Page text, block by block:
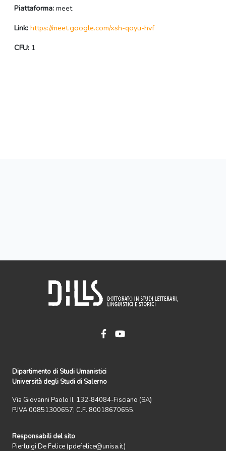
Piattaforma: meet
Link: https://meet.google.com/xsh-qoyu-hvf
CFU: 1
Dipartimento di Studi Umanistici
Università degli Studi di Salerno
Via Giovanni Paolo II, 132-84084-Fisciano (SA)
P.IVA 00851300657; C.F. 80018670655.
Responsabili del sito
Pierluigi De Felice (pdefelice@unisa.it)